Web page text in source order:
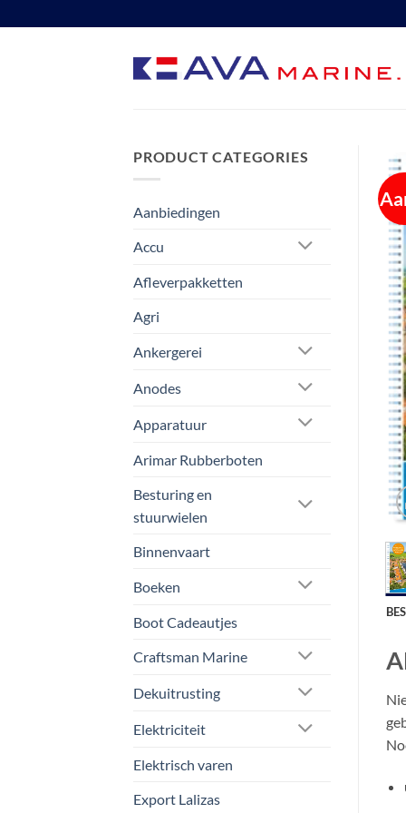
naar
PRODUCT CATEGORIES
Aanbiedingen
Accu
Afleverpakketten
Agri
Ankergerei
Anodes
Apparatuur
Arimar Rubberboten
Besturing en
stuurwielen
Binnenvaart
Boeken
Boot Cadeautjes
Craftsman Marine
Dekuitrusting
Elektriciteit
Elektrisch varen
Export Lalizas